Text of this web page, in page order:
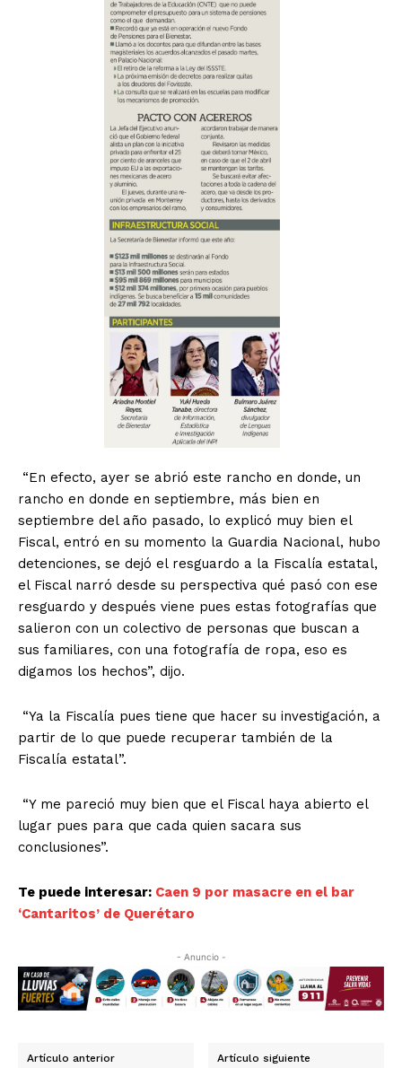
“En efecto, ayer se abrió este rancho en donde, un
rancho en donde en septiembre, más bien en
septiembre del año pasado, lo explicó muy bien el
Fiscal, entró en su momento la Guardia Nacional, hubo
detenciones, se dejó el resguardo a la Fiscalía estatal,
el Fiscal narró desde su perspectiva qué pasó con ese
resguardo y después viene pues estas fotografías que
salieron con un colectivo de personas que buscan a
sus familiares, con una fotografía de ropa, eso es
digamos los hechos”, dijo.
“Ya la Fiscalía pues tiene que hacer su investigación, a
partir de lo que puede recuperar también de la
Fiscalía estatal”.
“Y me pareció muy bien que el Fiscal haya abierto el
lugar pues para que cada quien sacara sus
conclusiones”.
Te puede interesar: Caen 9 por masacre en el bar
‘Cantaritos’ de Querétaro
- Anuncio -
Artículo anterior Artículo siguiente